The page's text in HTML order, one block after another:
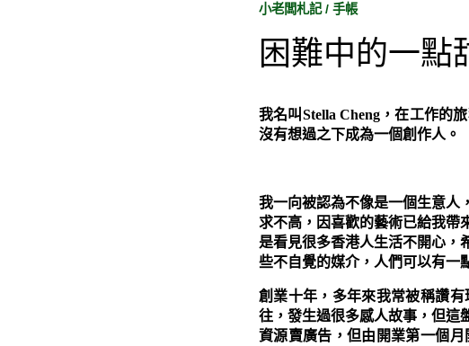
小老闆札記 / 手帳
困難中的一點
我名叫Stella Cheng，在工作的
沒有想過之下成為一個創作人。
我一向被認為不像是一個生意人
求不高，因喜歡的藝術已給我帶
是看見很多香港人生活不開心，
些不自覺的媒介，人們可以有一
創業十年，多年來我常被稱讚
往，發生過很多感人故事，但這
資源賣廣告，但由開業第一個